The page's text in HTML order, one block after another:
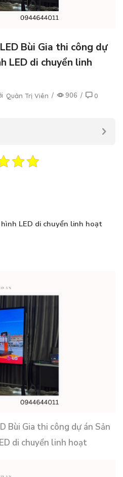
Bùi Gia thi công dự
LED di chuyển linh
Quản Trị Viên / 906 / 0
LED di chuyển linh hoạt
Bùi Gia thi công dự án Sản
di chuyển linh hoạt